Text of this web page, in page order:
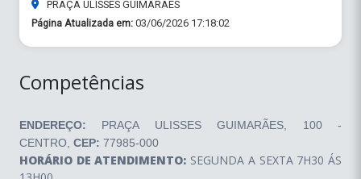
PRAÇA ULISSES GUIMARÃES
Página Atualizada em: 03/06/2026 17:18:02
Competências
ENDEREÇO: PRAÇA ULISSES GUIMARÃES, 100 -
CENTRO, CEP: 77985-000
HORÁRIO DE ATENDIMENTO: SEGUNDA A SEXTA 7H30 ÁS